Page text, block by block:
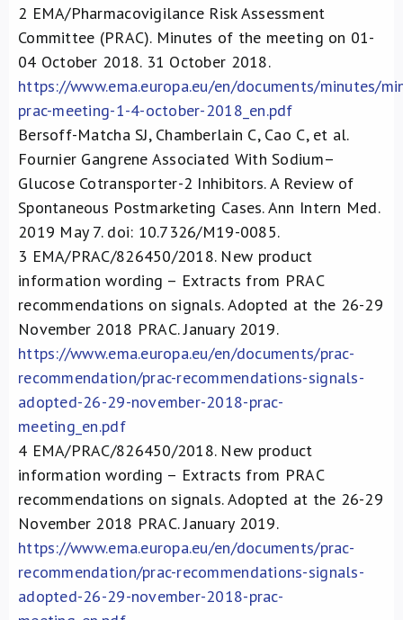
2 EMA/Pharmacovigilance Risk Assessment
Committee (PRAC). Minutes of the meeting on 01-
04 October 2018. 31 October 2018.
https://www.ema.europa.eu/en/documents/minutes/
prac-meeting-1-4-october-2018_en.pdf
Bersoff-Matcha SJ, Chamberlain C, Cao C, et al.
Fournier Gangrene Associated With Sodium–
Glucose Cotransporter-2 Inhibitors. A Review of
Spontaneous Postmarketing Cases. Ann Intern Med.
2019 May 7. doi: 10.7326/M19-0085.
3 EMA/PRAC/826450/2018. New product
information wording – Extracts from PRAC
recommendations on signals. Adopted at the 26-29
November 2018 PRAC. January 2019.
https://www.ema.europa.eu/en/documents/prac-
recommendation/prac-recommendations-signals-
adopted-26-29-november-2018-prac-
meeting_en.pdf
4 EMA/PRAC/826450/2018. New product
information wording – Extracts from PRAC
recommendations on signals. Adopted at the 26-29
November 2018 PRAC. January 2019.
https://www.ema.europa.eu/en/documents/prac-
recommendation/prac-recommendations-signals-
adopted-26-29-november-2018-prac-